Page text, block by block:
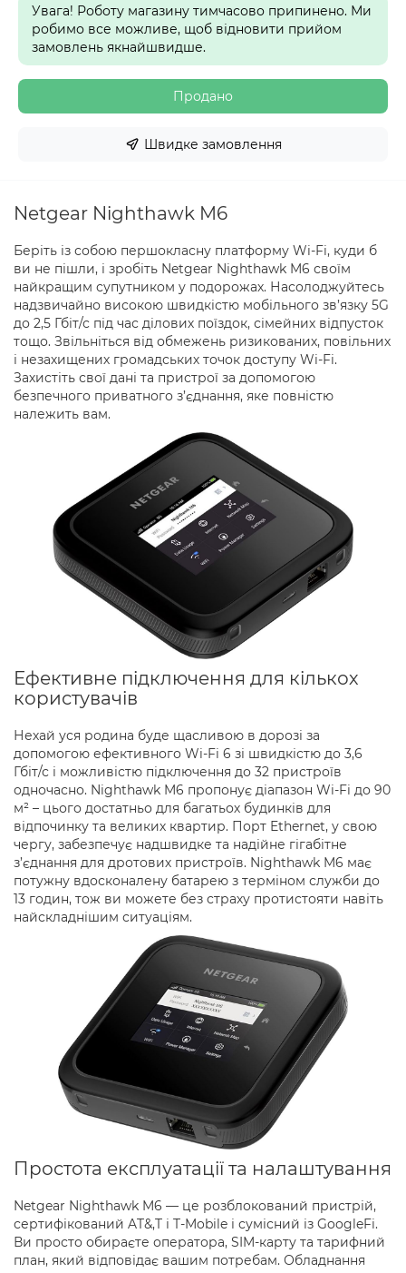
Увага! Роботу магазину тимчасово припинено. Ми
робимо все можливе, щоб відновити прийом
замовлень якнайшвидше.
Продано
Швидке замовлення
Netgear Nighthawk M6
Беріть із собою першокласну платформу Wi-Fi, куди б
ви не пішли, і зробіть Netgear Nighthawk M6 своїм
найкращим супутником у подорожах. Насолоджуйтесь
надзвичайно високою швидкістю мобільного зв’язку 5G
до 2,5 Гбіт/с під час ділових поїздок, сімейних відпусток
тощо. Звільніться від обмежень ризикованих, повільних
і незахищених громадських точок доступу Wi-Fi.
Захистіть свої дані та пристрої за допомогою
безпечного приватного з’єднання, яке повністю
належить вам.
Ефективне підключення для кількох
користувачів
Нехай уся родина буде щасливою в дорозі за
допомогою ефективного Wi-Fi 6 зі швидкістю до 3,6
Гбіт/с і можливістю підключення до 32 пристроїв
одночасно. Nighthawk M6 пропонує діапазон Wi-Fi до 90
м² – цього достатньо для багатьох будинків для
відпочинку та великих квартир. Порт Ethernet, у свою
чергу, забезпечує надшвидке та надійне гігабітне
з’єднання для дротових пристроїв. Nighthawk M6 має
потужну вдосконалену батарею з терміном служби до
13 годин, тож ви можете без страху протистояти навіть
найскладнішим ситуаціям.
Простота експлуатації та налаштування
Netgear Nighthawk M6 — це розблокований пристрій,
сертифікований AT&,T і T-Mobile і сумісний із GoogleFi.
Ви просто обираєте оператора, SIM-карту та тарифний
план, який відповідає вашим потребам. Обладнання